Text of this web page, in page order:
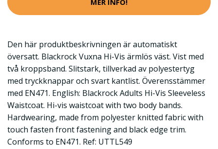
Den här produktbeskrivningen är automatiskt
översatt. Blackrock Vuxna Hi-Vis ärmlös väst. Vist med
två kroppsband. Slitstark, tillverkad av polyestertyg
med tryckknappar och svart kantlist. Överensstämmer
med EN471. English: Blackrock Adults Hi-Vis Sleeveless
Waistcoat. Hi-vis waistcoat with two body bands.
Hardwearing, made from polyester knitted fabric with
touch fasten front fastening and black edge trim.
Conforms to EN471. Ref: UTTL549